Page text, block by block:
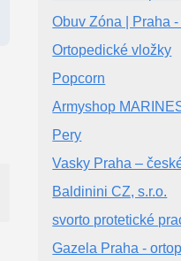
Obuv Zóna | Praha
Ortopedické vložky
Popcorn
Armyshop
Pery
Vasky Praha –
Baldinini CZ, s.r.o.
svorto protetické
Gazela Praha -